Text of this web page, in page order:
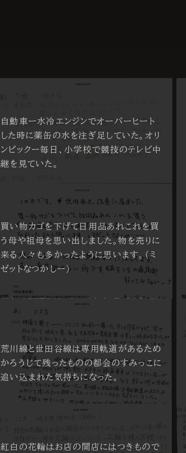
自動車ー水冷エンジンでオーバーヒート
した時に薬缶の水を注ぎ足していた。オリ
ンピックー毎日、小学校で競技のテレビ中
継を見ていた。
買い物カゴを下げて日用品あれこれを買
う母や祖母を思い出しました。物を売りに
来る人々も多かったように思います。（ミ
ゼットなつかしー）
68才 大田区蒲田本町に住んでます。古い商店街の多い所で
す（あちこちの商店街行ってみたい・・・）
荒川線と世田谷線は専用軌道があるため
かろうじて残ったものの都会のすみっこに
追い込まれた気持ちになった。
紅白の花輪はお店の開店にはつきもので